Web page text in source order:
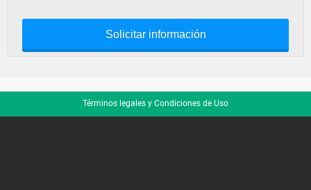
Solicitar información
Términos legales y Condiciones de Uso